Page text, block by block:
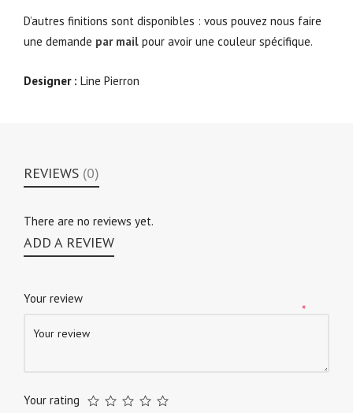
D’autres finitions sont disponibles : vous pouvez nous faire
une demande par mail pour avoir une couleur spécifique.
Designer : Line Pierron
REVIEWS (0)
There are no reviews yet.
ADD A REVIEW
Your review
*
Your rating